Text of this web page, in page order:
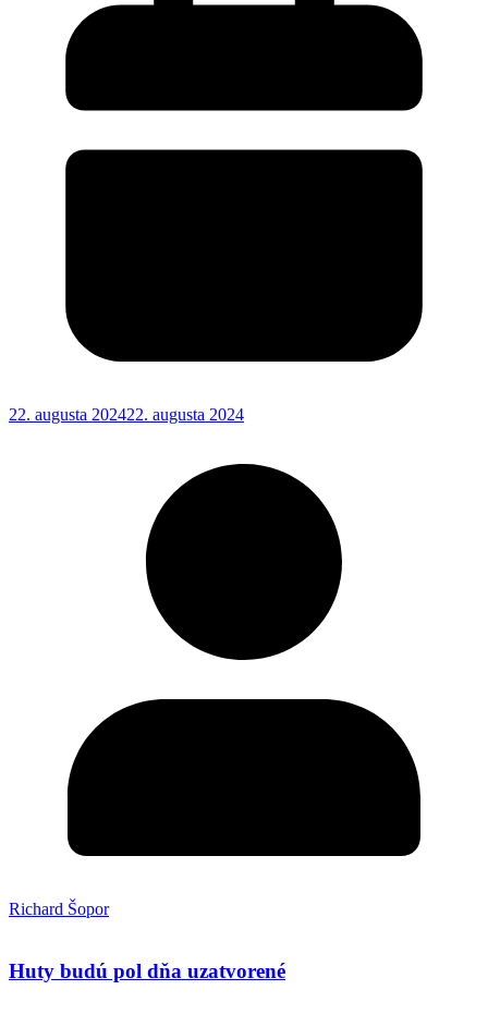
22. augusta 202422. augusta 2024
Richard Šopor
Huty budú pol dňa uzatvorené